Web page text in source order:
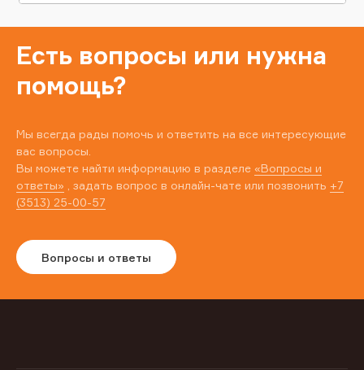
Есть вопросы или нужна
помощь?
Мы всегда рады помочь и ответить на все интересующие
вас вопросы.
Вы можете найти информацию в разделе «Вопросы и
ответы» , задать вопрос в онлайн-чате или позвонить +7
(3513) 25-00-57
Вопросы и ответы